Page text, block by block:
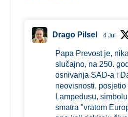
Drago Pilsel 4 Jul
Papa Prevost je,
slučajno, na 250.
osnivanja SAD-a i
neovisnosti, posjetio
Lampedusu,
smatra "vratom